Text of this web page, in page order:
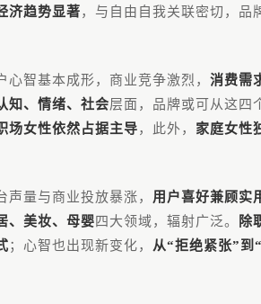
济趋势显著，与自由自我关联密切，品
心智基本成形，商业竞争激烈， 消费需
知、情绪、社会层面，品牌或可从这四
场女性依然占据主导，此外， 家庭女性
声量与商业投放暴涨， 用户喜好兼顾实
、美妆、母婴四大领域，辐射广泛。
除
；心智也出现新变化， 从“拒绝紧张”到